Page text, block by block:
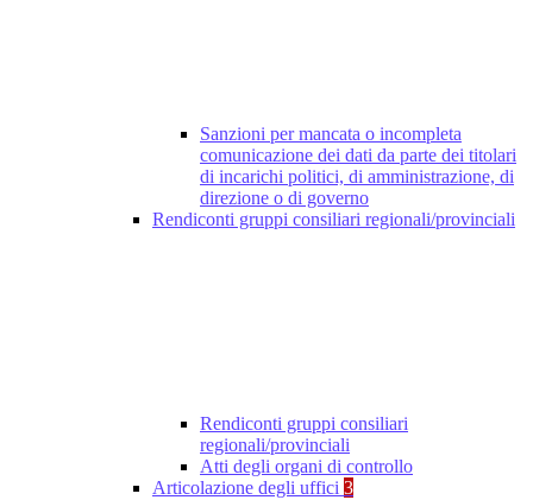
Sanzioni per mancata o incompleta
comunicazione dei dati da parte dei titolari
di incarichi politici, di amministrazione, di
direzione o di governo
Rendiconti gruppi consiliari regionali/provinciali
Rendiconti gruppi consiliari
regionali/provinciali
Atti degli organi di controllo
Articolazione degli uffici 3